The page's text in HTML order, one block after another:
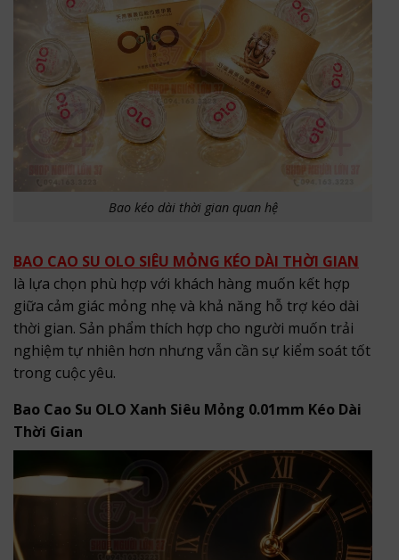
Bao kéo dài thời gian quan hệ
BAO CAO SU OLO SIÊU MỎNG KÉO DÀI THỜI GIAN
là lựa chọn phù hợp với khách hàng muốn kết hợp
giữa cảm giác mỏng nhẹ và khả năng hỗ trợ kéo dài
thời gian. Sản phẩm thích hợp cho người muốn trải
nghiệm tự nhiên hơn nhưng vẫn cần sự kiểm soát tốt
trong cuộc yêu.
Bao Cao Su OLO Xanh Siêu Mỏng 0.01mm Kéo Dài
Thời Gian